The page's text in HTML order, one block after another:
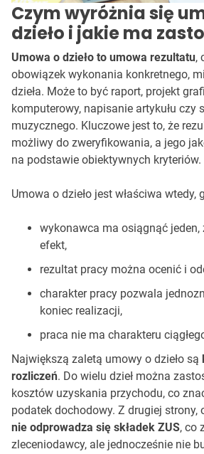
Czym wyróżnia się
dzieło i jakie ma
Umowa o dzieło to umowa rezultatu,
obowiązek wykonania konkretnego,
dzieła. Może to być raport, projekt
komputerowy, napisanie artykułu czy
muzycznego. Kluczowe jest to, że
możliwy do zweryfikowania, a jego
na podstawie obiektywnych kryteriów.
Umowa o dzieło jest właściwa wtedy,
wykonawca ma osiągnąć jeden,
efekt,
rezultat pracy można ocenić i
charakter pracy pozwala
koniec realizacji,
praca nie ma charakteru
Największą zaletą umowy o dzieło są
rozliczeń. Do wielu dzieł można
kosztów uzyskania przychodu, co
podatek dochodowy. Z drugiej strony,
nie odprowadza się składek ZUS, co
zleceniodawcy, ale jednocześnie nie